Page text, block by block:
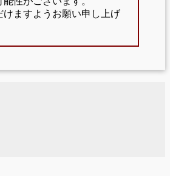
けますようお願い申し上げ